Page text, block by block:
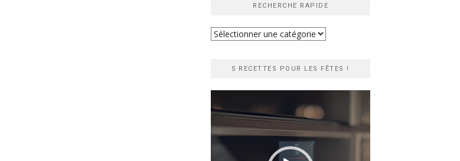
RECHERCHE RAPIDE
Recherche
5 RECETTES POUR LES FÊTES !
vidéo